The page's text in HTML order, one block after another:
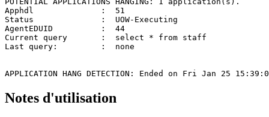
Apphdl              :  51
Status              :  UOW-Executing
AgentEDUID          :  44
Current query       :  select * from staff
Last query:         :  none
APPLICATION HANG DETECTION: Ended on Fri Jan 25
Notes d'utilisation